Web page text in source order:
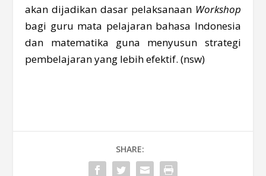
akan dijadikan dasar pelaksanaan Workshop
bagi guru mata pelajaran bahasa Indonesia
dan matematika guna menyusun strategi
pembelajaran yang lebih efektif. (nsw)
SHARE: